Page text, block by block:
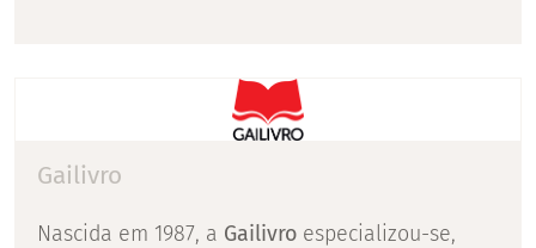
Gailivro
Nascida em 1987, a Gailivro especializou-se,